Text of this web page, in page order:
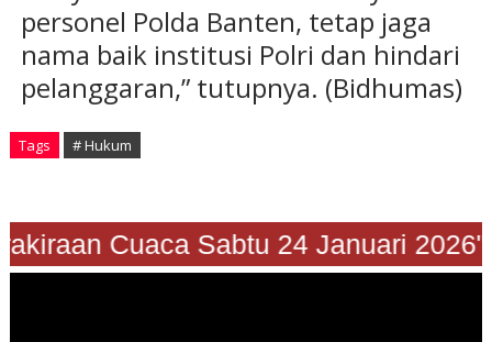
personel Polda Banten, tetap jaga
nama baik institusi Polri dan hindari
pelanggaran,” tutupnya. (Bidhumas)
Tags # Hukum
Cuaca Sabtu 24 Januari 2026"